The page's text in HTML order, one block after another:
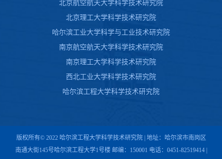
北京航空航天大学科学技术研究院
北京理工大学科学技术研究院
哈尔滨工业大学科学与工业技术研究院
南京航空航天大学科学技术研究院
南京理工大学科学技术研究院
西北工业大学科学技术研究院
哈尔滨工程大学科学技术研究院
版权所有© 2022 哈尔滨工程大学科学技术研究院 | 地址：哈尔滨市南岗区
南通大街145号哈尔滨工程大学1号楼 邮编：150001 电话：0451-82519414 |